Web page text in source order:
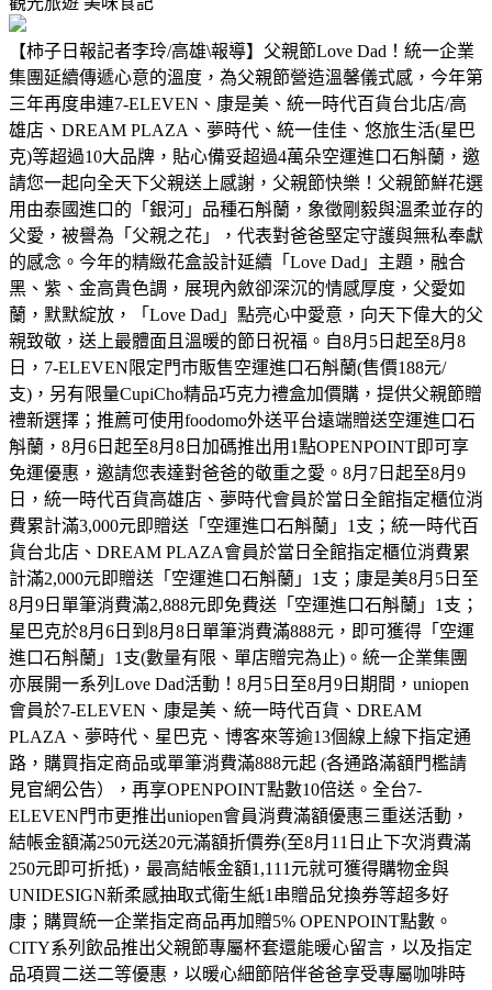
【柿子日報記者李玲/高雄\報導】父親節Love Dad！統一企業
集團延續傳遞心意的溫度，為父親節營造溫馨儀式感，今年第
三年再度串連7-ELEVEN、康是美、統一時代百貨台北店/高
雄店、DREAM PLAZA、夢時代、統一佳佳、悠旅生活(星巴
克)等超過10大品牌，貼心備妥超過4萬朵空運進口石斛蘭，邀
請您一起向全天下父親送上感謝，父親節快樂！父親節鮮花選
用由泰國進口的「銀河」品種石斛蘭，象徵剛毅與溫柔並存的
父愛，被譽為「父親之花」，代表對爸爸堅定守護與無私奉獻
的感念。今年的精緻花盒設計延續「Love Dad」主題，融合
黑、紫、金高貴色調，展現內斂卻深沉的情感厚度，父愛如
蘭，默默綻放，「Love Dad」點亮心中愛意，向天下偉大的父
親致敬，送上最體面且溫暖的節日祝福。自8月5日起至8月8
日，7-ELEVEN限定門市販售空運進口石斛蘭(售價188元/
支)，另有限量CupiCho精品巧克力禮盒加價購，提供父親節贈
禮新選擇；推薦可使用foodomo外送平台遠端贈送空運進口石
斛蘭，8月6日起至8月8日加碼推出用1點OPENPOINT即可享
免運優惠，邀請您表達對爸爸的敬重之愛。8月7日起至8月9
日，統一時代百貨高雄店、夢時代會員於當日全館指定櫃位消
費累計滿3,000元即贈送「空運進口石斛蘭」1支；統一時代百
貨台北店、DREAM PLAZA會員於當日全館指定櫃位消費累
計滿2,000元即贈送「空運進口石斛蘭」1支；康是美8月5日至
8月9日單筆消費滿2,888元即免費送「空運進口石斛蘭」1支；
星巴克於8月6日到8月8日單筆消費滿888元，即可獲得「空運
進口石斛蘭」1支(數量有限、單店贈完為止)。統一企業集團
亦展開一系列Love Dad活動！8月5日至8月9日期間，uniopen
會員於7-ELEVEN、康是美、統一時代百貨、DREAM
PLAZA、夢時代、星巴克、博客來等逾13個線上線下指定通
路，購買指定商品或單筆消費滿888元起 (各通路滿額門檻請
見官網公告），再享OPENPOINT點數10倍送。全台7-
ELEVEN門市更推出uniopen會員消費滿額優惠三重送活動，
結帳金額滿250元送20元滿額折價券(至8月11日止下次消費滿
250元即可折抵)，最高結帳金額1,111元就可獲得購物金與
UNIDESIGN新柔感抽取式衛生紙1串贈品兌換券等超多好
康；購買統一企業指定商品再加贈5% OPENPOINT點數。
CITY系列飲品推出父親節專屬杯套還能暖心留言，以及指定
品項買二送二等優惠，以暖心細節陪伴爸爸享受專屬咖啡時